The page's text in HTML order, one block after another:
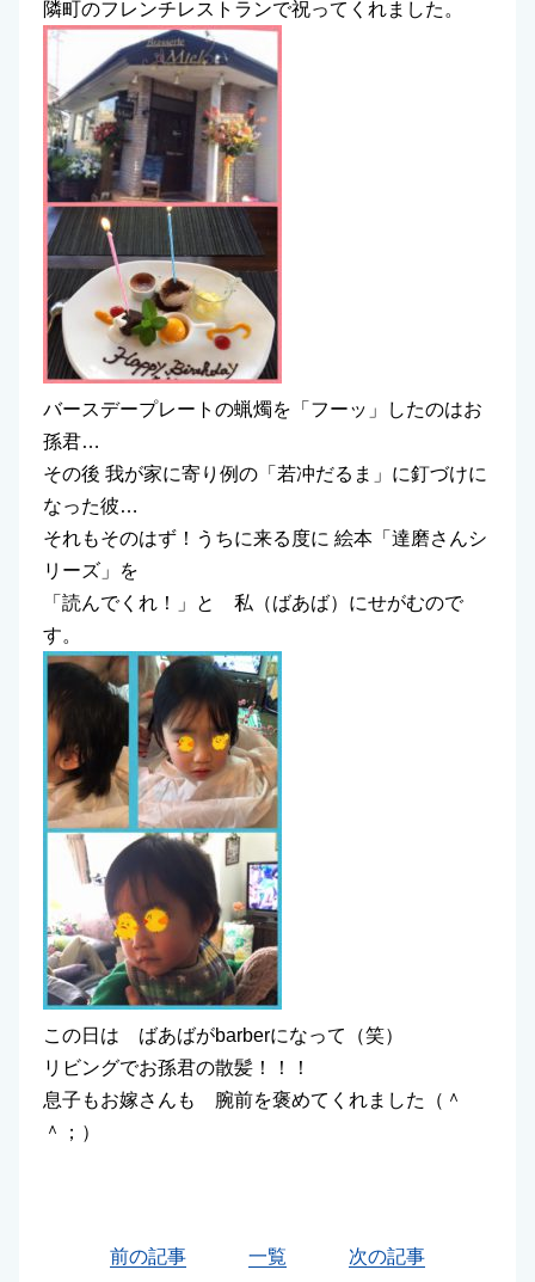
隣町のフレンチレストランで祝ってくれました。
バースデープレートの蝋燭を「フーッ」したのはお
孫君…
その後 我が家に寄り例の「若冲だるま」に釘づけに
なった彼…
それもそのはず！うちに来る度に 絵本「達磨さんシ
リーズ」を
「読んでくれ！」と 私（ばあば）にせがむので
す。
この日は ばあばがbarberになって（笑）
リビングでお孫君の散髪！！！
息子もお嫁さんも 腕前を褒めてくれました（＾
＾；）
前の記事 一覧 次の記事